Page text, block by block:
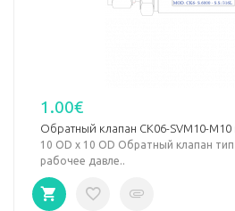
1.00€
Обратный клапан CK06-SVM10-M10
10 OD х 10 OD Обратный клапан
рабочее давле..